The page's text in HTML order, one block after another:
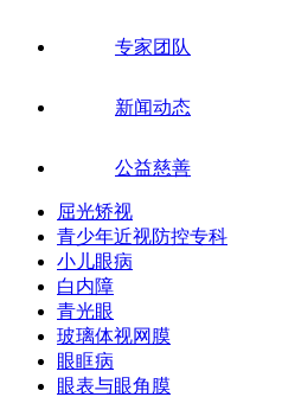
专家团队
新闻动态
公益慈善
屈光矫视
青少年近视防控专科
小儿眼病
白内障
青光眼
玻璃体视网膜
眼眶病
眼表与眼角膜